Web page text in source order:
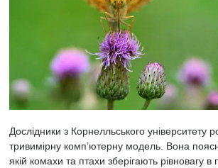
Дослідники з Корнелльського університету
тривимірну комп’ютерну модель. Вона
якій комахи та птахи зберігають рівновагу в